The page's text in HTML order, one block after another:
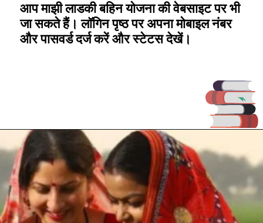
आप माझी लाडकी बहिन योजना की वेबसाइट पर भी
जा सकते हैं। लॉगिन पृष्ठ पर अपना मोबाइल नंबर
और पासवर्ड दर्ज करें और स्टेटस देखें।